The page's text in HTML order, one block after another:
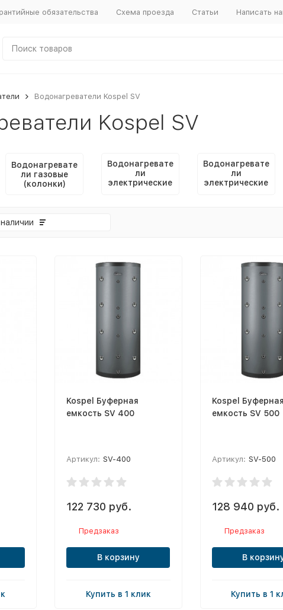
обязательства Схема проезда Статьи Написать
Водонагреватели Kospel SV
Kospel SV
Водонагревате
ли газовые
(колонки)
Водонагревате
ли
электрические
Водонагревате
ли
электрические
Kospel Буферная
емкость SV 400
Артикул: SV-400
122 730 руб.
Предзаказ
В корзину
Купить в 1 клик
Kospel Буферная
емкость SV 500
Артикул: SV-500
128 940 руб.
Предзаказ
В
Купить в 1